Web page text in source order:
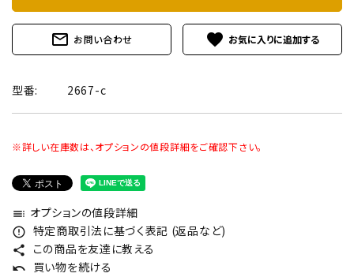
mail_outline お問い合わせ favorite
型番: 2667-c
※詳しい在庫数は、オプションの値段詳細をご確認下さい。
toc オプションの値段詳細
error_outline 特定商取引法に基づく表記 (返品など)
share この商品を友達に教える
undo 買い物を続ける